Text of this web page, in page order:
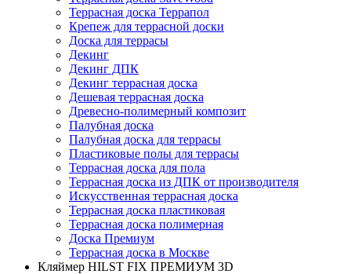
Террасная доска Террапол
Крепеж для террасной доски
Доска для террасы
Декинг
Декинг ДПК
Декинг террасная доска
Дешевая террасная доска
Древесно-полимерный композит
Палубная доска
Палубная доска для террасы
Пластиковые полы для террасы
Террасная доска для пола
Террасная доска из ДПК от производителя
Искусственная террасная доска
Террасная доска пластиковая
Террасная доска полимерная
Доска Премиум
Террасная доска в Москве
Кляймер HILST FIX ПРЕМИУМ 3D